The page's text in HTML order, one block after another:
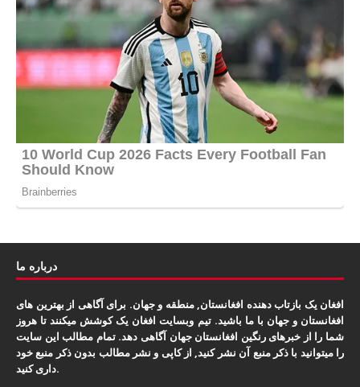
درباره ما
افغان یک بازتاب دهنده افغانستان, منطقه و جهان. برای آگاهی از بهترین های
افغانستان و جهان با ما باشید. تیم وبسایت افغان یک کوشش میکنند تا هروز
شما را از خبرهای رنگین افغانستان جهان آگاهی دهد. تمام مطالب این سایت
را میتوانید با ذکر منبع آن نشر کنید, از کاپی و نشر مطالب بدون ذکر منبع خود
داری کنید.